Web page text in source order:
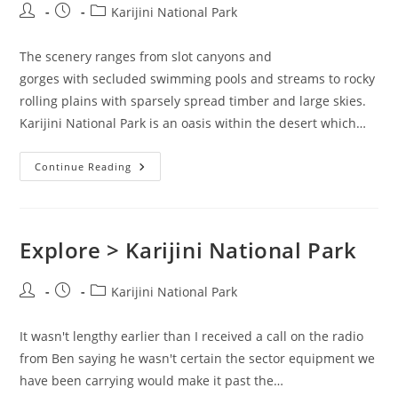
Post
Post
PostKarijini National Park
The scenery ranges from slot canyons and
gorges with secluded swimming pools and streams to rocky
rolling plains with sparsely spread timber and large skies.
Karijini National Park is an oasis within the desert which…
Continue Reading Karijini
National
Explore > Karijini National Park
Post
Post
PostKarijini National Park
It wasn't lengthy earlier than I received a call on the radio
from Ben saying he wasn't certain the sector equipment we
have been carrying would make it past the…